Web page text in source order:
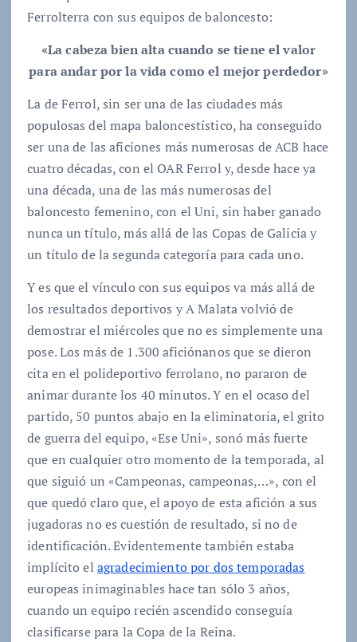
Ferrolterra con sus equipos de baloncesto:
«La cabeza bien alta cuando se tiene el valor
para andar por la vida como el mejor perdedor»
La de Ferrol, sin ser una de las ciudades más
populosas del mapa baloncestístico, ha conseguido
ser una de las aficiones más numerosas de ACB hace
cuatro décadas, con el OAR Ferrol y, desde hace ya
una década, una de las más numerosas del
baloncesto femenino, con el Uni, sin haber ganado
nunca un título, más allá de las Copas de Galicia y
un título de la segunda categoría para cada uno.
Y es que el vínculo con sus equipos va más allá de
los resultados deportivos y A Malata volvió de
demostrar el miércoles que no es simplemente una
pose. Los más de 1.300 aficiónanos que se dieron
cita en el polideportivo ferrolano, no pararon de
animar durante los 40 minutos. Y en el ocaso del
partido, 50 puntos abajo en la eliminatoria, el grito
de guerra del equipo, «Ese Uni», sonó más fuerte
que en cualquier otro momento de la temporada, al
que siguió un «Campeonas, campeonas,…», con el
que quedó claro que, el apoyo de esta afición a sus
jugadoras no es cuestión de resultado, si no de
identificación. Evidentemente también estaba
implícito el agradecimiento por dos temporadas
europeas inimaginables hace tan sólo 3 años,
cuando un equipo recién ascendido conseguía
clasificarse para la Copa de la Reina.